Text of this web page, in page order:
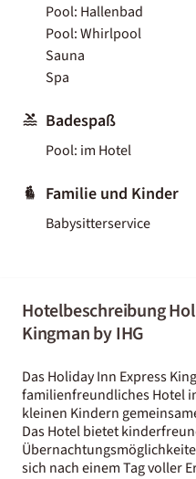
Pool: Hallenbad
Pool: Whirlpool
Sauna
Spa
Badespaß
Pool: im Hotel
Familie und Kinder
Babysitterservice
Hotelbeschreibung
Kingman by IHG
Das Holiday Inn Express
familienfreundliches Hotel
kleinen Kindern
Das Hotel bietet
sich nach einem Tag voller